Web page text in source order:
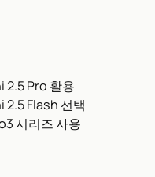
2.5 Pro 활용
2.5 Flash 선택
시리즈 사용